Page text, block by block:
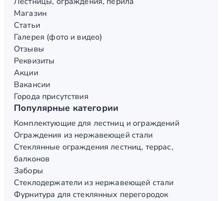
Магазин
Статьи
Галерея (фото и видео)
Отзывы
Реквизиты
Акции
Вакансии
Города присутствия
Популярные категории
Комплектующие для лестниц и ограждений
Ограждения из нержавеющей стали
Стеклянные ограждения лестниц, террас,
балконов
Заборы
Стеклодержатели из нержавеющей стали
Фурнитура для стеклянных перегородок